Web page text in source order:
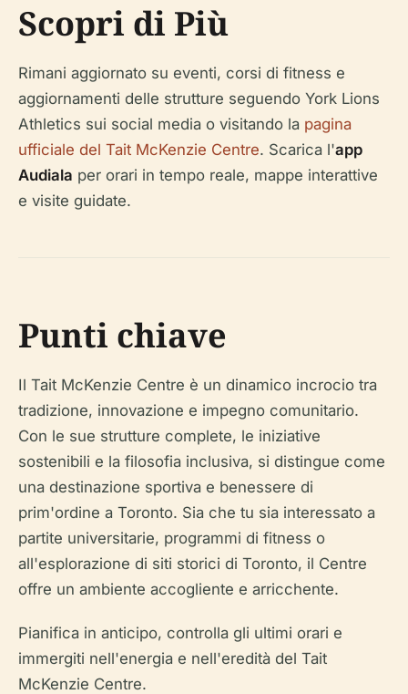
Scopri di Più
Rimani aggiornato su eventi, corsi di fitness e
aggiornamenti delle strutture seguendo York Lions
Athletics sui social media o visitando la pagina
ufficiale del Tait McKenzie Centre. Scarica l'app
Audiala per orari in tempo reale, mappe interattive
e visite guidate.
Punti chiave
Il Tait McKenzie Centre è un dinamico incrocio tra
tradizione, innovazione e impegno comunitario.
Con le sue strutture complete, le iniziative
sostenibili e la filosofia inclusiva, si distingue come
una destinazione sportiva e benessere di
prim'ordine a Toronto. Sia che tu sia interessato a
partite universitarie, programmi di fitness o
all'esplorazione di siti storici di Toronto, il Centre
offre un ambiente accogliente e arricchente.
Pianifica in anticipo, controlla gli ultimi orari e
immergiti nell'energia e nell'eredità del Tait
McKenzie Centre.